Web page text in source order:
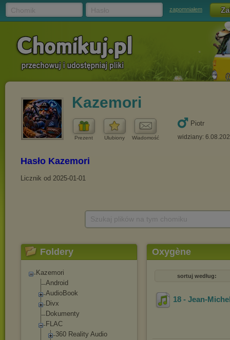
zapomniałem
Kazemori
Prezent Ulubiony Wiadomość
Piotr
widziany:
Foldery
Kazemori
Android
AudioBook
Divx
Dokumenty
FLAC
360 Reality Audio
Oxygène
sortuj według:
18 - Jean-